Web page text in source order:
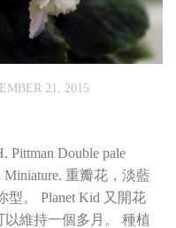
21, 2015
Pittman Double pale
Miniature. 重瓣花，淡藍
。 Planet Kid 又開花
維持一個多月。 種植